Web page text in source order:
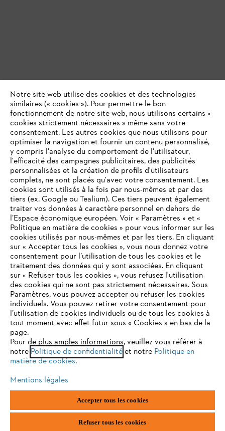
VOTRE NAVIGATEUR INTERNET
N'EST PLUS PRIS EN CHARGE
Vous utilisez un navigateur Internet que nous ne prenons plus
en charge, et certaines fonctionnalités de notre site ne
peuvent fonctionner correctement. Pour une utilisation
optimale de notre site, nous vous recommandons de passer à
l'un des navigateurs suivants :
firefox chrome
edge
Notre site web utilise des cookies et des technologies
similaires (« cookies »). Pour permettre le bon
fonctionnement de notre site web, nous utilisons certains «
cookies strictement nécessaires » même sans votre
consentement. Les autres cookies que nous utilisons pour
optimiser la navigation et fournir un contenu personnalisé,
y compris l'analyse du comportement de l'utilisateur,
l'efficacité des campagnes publicitaires, des publicités
personnalisées et la création de profils d'utilisateurs
complets, ne sont placés qu'avec votre consentement. Les
cookies sont utilisés à la fois par nous-mêmes et par des
tiers (ex. Google ou Tealium). Ces tiers peuvent également
traiter vos données à caractère personnel en dehors de
l’Espace économique européen. Voir « Paramètres » et «
Politique en matière de cookies » pour vous informer sur les
cookies utilisés par nous-mêmes et par les tiers. En cliquant
sur « Accepter tous les cookies », vous nous donnez votre
consentement pour l’utilisation de tous les cookies et le
traitement des données qui y sont associées. En cliquant
sur « Refuser tous les cookies », vous refusez l'utilisation
des cookies qui ne sont pas strictement nécessaires. Sous
Paramètres, vous pouvez accepter ou refuser les cookies
individuels. Vous pouvez retirer votre consentement pour
l’utilisation de cookies individuels ou de tous les cookies à
tout moment avec effet futur sous « Cookies » en bas de la
page.
Pour de plus amples informations, veuillez vous référer à
notre Politique de confidentialitéet notre Politique en
matière de cookies.
Mentions légales
Accepter tous les cookies
Refuser tous les cookies